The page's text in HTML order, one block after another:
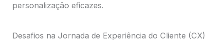
personalização eficazes.
Desafios na Jornada de Experiência do Cliente (CX)